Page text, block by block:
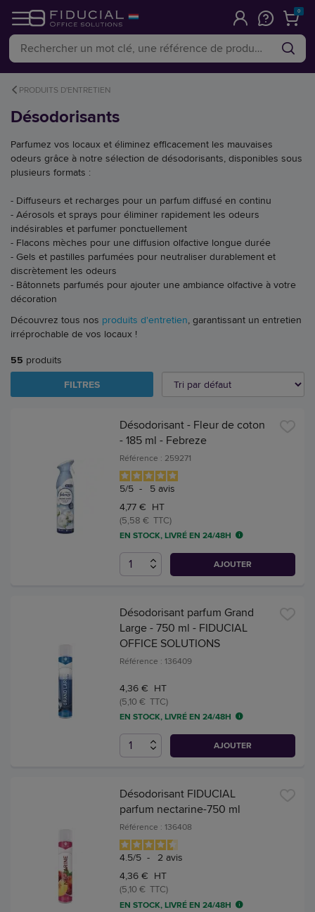
0
PRODUITS D'ENTRETIEN
Désodorisants
Parfumez vos locaux et éliminez efficacement les mauvaises
odeurs grâce à notre sélection de désodorisants, disponibles sous
plusieurs formats :
- Diffuseurs et recharges pour un parfum diffusé en continu
- Aérosols et sprays pour éliminer rapidement les odeurs
indésirables et parfumer ponctuellement
- Flacons mèches pour une diffusion olfactive longue durée
- Gels et pastilles parfumées pour neutraliser durablement et
discrètement les odeurs
- Bâtonnets parfumés pour ajouter une ambiance olfactive à votre
décoration
Découvrez tous nos produits d'entretien, garantissant un entretien
irréprochable de vos locaux !
55 produits
FILTRES
Désodorisant - Fleur de coton
- 185 ml - Febreze
Référence : 259271
5/5 - 5 avis
4,77 € HT
(5,58 € TTC)
EN STOCK, LIVRÉ EN 24/48H
AJOUTER
Désodorisant parfum Grand
Large - 750 ml - FIDUCIAL
OFFICE SOLUTIONS
Référence : 136409
4,36 € HT
(5,10 € TTC)
EN STOCK, LIVRÉ EN 24/48H
AJOUTER
Désodorisant FIDUCIAL
parfum nectarine-750 ml
Référence : 136408
4.5/5 - 2 avis
4,36 € HT
(5,10 € TTC)
EN STOCK, LIVRÉ EN 24/48H